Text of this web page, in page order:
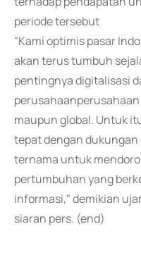
periode tersebut
"Kami optimis pasar
akan terus tumbuh
pentingnya digitalisasi
maupun global. Untuk
tepat dengan dukungan
ternama untuk
pertumbuhan yang
informasi," demikian
siaran pers. (end)